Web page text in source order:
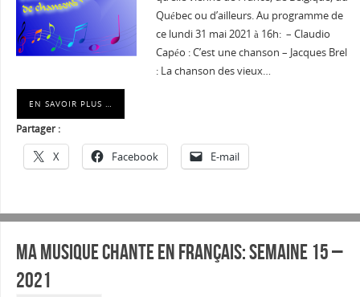
Québec ou d’ailleurs. Au programme de
ce lundi 31 mai 2021 à 16h: – Claudio
Capéo : C’est une chanson – Jacques Brel
: La chanson des vieux…
EN SAVOIR PLUS …
Partager :
X Facebook E-mail
Ma musique chante en Français: Semaine 15 –
2021